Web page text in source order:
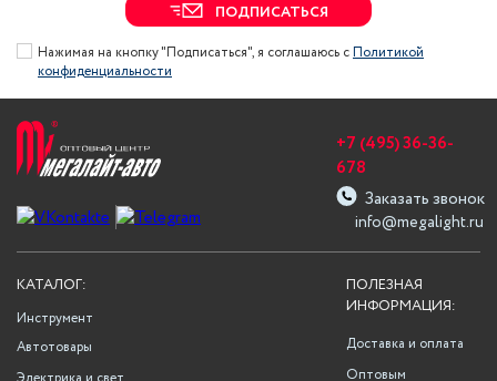
ПОДПИСАТЬСЯ
Нажимая на кнопку "Подписаться", я соглашаюсь сПолитикой
конфиденциальности
info@megalight.ru
+7 (495) 36-36-
678
Заказать звонок
ПОЛЕЗНАЯ
ИНФОРМАЦИЯ:
Доставка и оплата
Оптовым
КАТАЛОГ:
Инструмент
Автотовары